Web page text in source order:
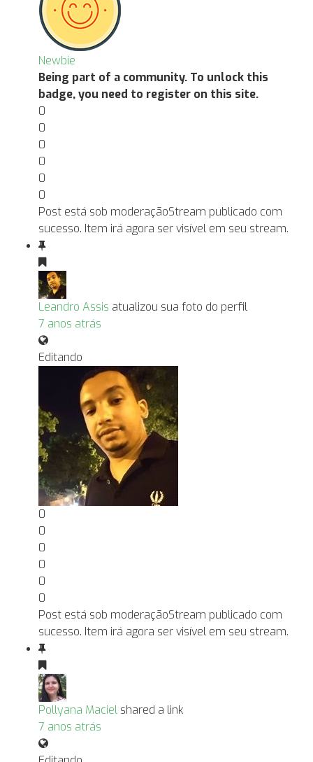
Newbie
Being part of a community. To unlock this
badge, you need to register on this site.
0
0
0
0
0
0
Post está sob moderaçãoStream publicado com
sucesso. Item irá agora ser visível em seu stream.
Leandro Assis atualizou sua foto do perfil
7 anos atrás
Editando
0
0
0
0
0
0
Post está sob moderaçãoStream publicado com
sucesso. Item irá agora ser visível em seu stream.
Pollyana Maciel shared a link
7 anos atrás